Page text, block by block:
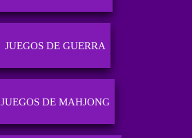
JUEGOS DE GUERRA
JUEGOS DE MAHJONG